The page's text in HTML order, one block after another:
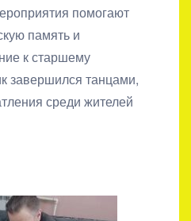
помогают
память и
к старшему
завершился танцами,
среди жителей